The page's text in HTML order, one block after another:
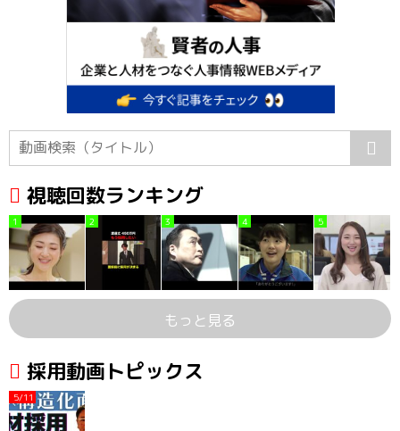
視聴回数ランキング
1 2 3 4 5
もっと見る
採用動画トピックス
5/11